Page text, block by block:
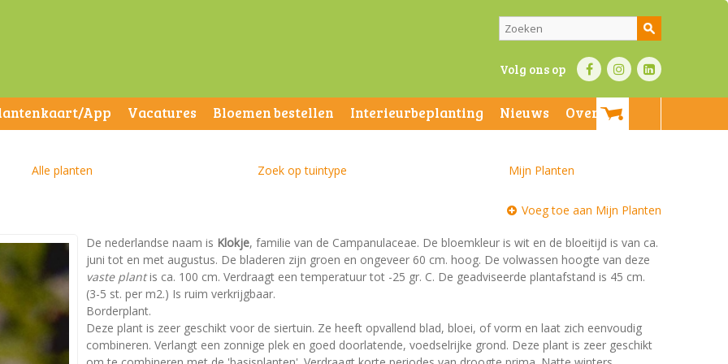
Volg ons op
App Vacatures Bloemen bestellen Interieurbeplanting Nieuws
Over ons
Alle planten Zoek op tuintype Mijn Planten
Voeg toe aan Mijn Planten
De nederlandse naam is Klokje, familie van de Campanulaceae. De bloemkleur is wit en de bloeitijd is van ca.
juni tot en met augustus. De bladeren zijn groen en ongeveer 60 cm. hoog. De volwassen hoogte van deze
vaste plantis ca. 100 cm. Verdraagt een temperatuur tot -25 gr. C. De geadviseerde plantafstand is 45 cm.
(3-5 st. per m2.) Is ruim verkrijgbaar.
Borderplant.
Deze plant is zeer geschikt voor de siertuin. Ze heeft opvallend blad, bloei, of vorm en laat zich eenvoudig
combineren. Verlangt een zonnige plek en goed doorlatende, voedselrijke grond. Deze plant is zeer geschikt